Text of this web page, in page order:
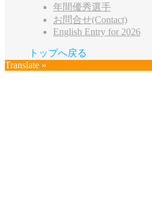
年間優秀選手
お問合せ(Contact)
English Entry for 2026
トップへ戻る
Translate »